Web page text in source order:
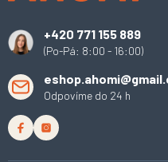
+420 771 155 889
(Po-Pá: 8:00 - 16:00)
Odpovíme do 24 h